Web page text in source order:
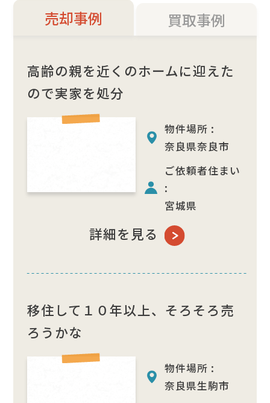
売却事例 買取事例
高齢の親を近くのホームに迎えた
ので実家を処分
物件場所 :
奈良県奈良市
ご依頼者住まい
:
宮城県
詳細を見る
移住して１０年以上、そろそろ売
ろうかな
物件場所 :
奈良県生駒市